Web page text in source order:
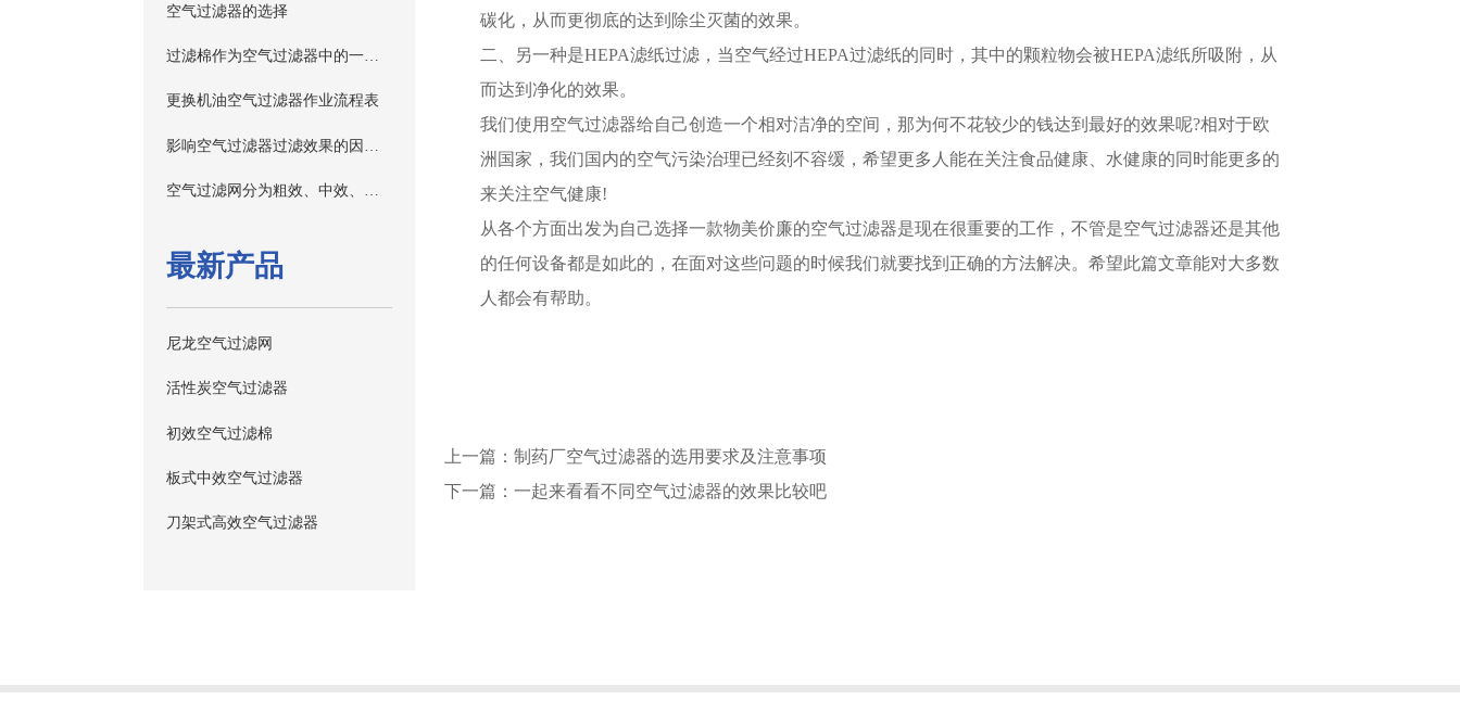
空气过滤器的选择
过滤棉作为空气过滤器中的一个重要组成部分，起着举足轻重的作用
更换机油空气过滤器作业流程表
空气过滤网分为粗效、中效、亚高效、高效四个类型，对应的使用范围
最新产品
尼龙空气过滤网
活性炭空气过滤器
初效空气过滤棉
板式中效空气过滤器
刀架式高效空气过滤器
碳化，从而更彻底的达到除尘灭菌的效果。
二、另一种是HEPA滤纸过滤，当空气经过HEPA过滤纸的同时，其中的颗粒物会被HEPA滤纸所吸附，从
而达到净化的效果。
我们使用空气过滤器给自己创造一个相对洁净的空间，那为何不花较少的钱达到最好的效果呢?相对于欧
洲国家，我们国内的空气污染治理已经刻不容缓，希望更多人能在关注食品健康、水健康的同时能更多的
来关注空气健康!
从各个方面出发为自己选择一款物美价廉的空气过滤器是现在很重要的工作，不管是空气过滤器还是其他
的任何设备都是如此的，在面对这些问题的时候我们就要找到正确的方法解决。希望此篇文章能对大多数
人都会有帮助。
上一篇：制药厂空气过滤器的选用要求及注意事项
下一篇：一起来看看不同空气过滤器的效果比较吧